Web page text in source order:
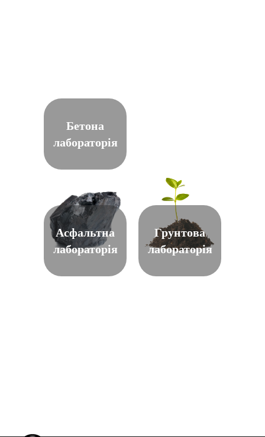
Бетона
лабораторія
Асфальтна
лабораторія
Грунтова
лабораторія